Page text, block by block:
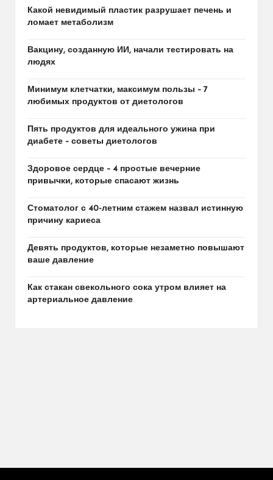
Какой невидимый пластик разрушает печень и
ломает метаболизм
Вакцину, созданную ИИ, начали тестировать на
людях
Минимум клетчатки, максимум пользы – 7
любимых продуктов от диетологов
Пять продуктов для идеального ужина при
диабете – советы диетологов
Здоровое сердце – 4 простые вечерние
привычки, которые спасают жизнь
Стоматолог с 40-летним стажем назвал истинную
причину кариеса
Девять продуктов, которые незаметно повышают
ваше давление
Как стакан свекольного сока утром влияет на
артериальное давление